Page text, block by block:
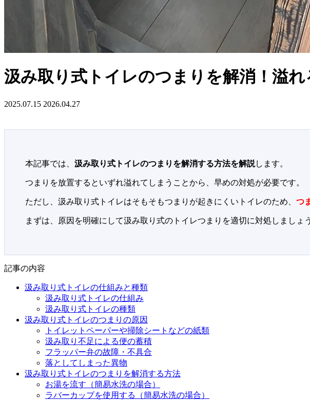
汲み取り式トイレのつまりを解消！溢
2025.07.15 2026.04.27
本記事では、 汲み取り式トイレのつまりを解消する方法を解説します。
つまりを放置するといずれ溢れてしまうことから、早めの対処が必要です。
ただし、汲み取り式トイレはそもそもつまりが起きにくいトイレのため、 つ
まずは、原因を明確にして汲み取り式のトイレつまりを適切に対処しまし
記事の内容
汲み取り式トイレの仕組みと種類
汲み取り式トイレの仕組み
汲み取り式トイレの種類
汲み取り式トイレのつまりの原因
トイレットペーパーや掃除シートなどの紙類
汲み取り不足による便の蓄積
フラッパー弁の故障・不具合
落としてしまった異物
汲み取り式トイレのつまりを解消する方法
お湯を流す（簡易水洗の場合）
ラバーカップを使用する（簡易水洗の場合）